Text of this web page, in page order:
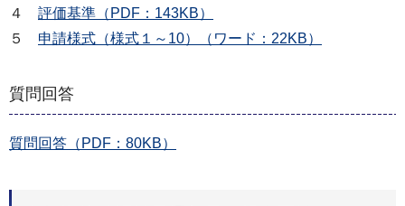
４ 評価基準（PDF：143KB）
５ 申請様式（様式１～10）（ワード：22KB）
質問回答
質問回答（PDF：80KB）